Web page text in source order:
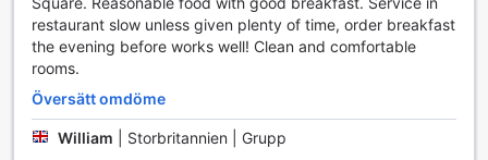
värdesaker, samt en kunnig concierge som står redo att
hjälpa till med alla frågor och arrangemang.
Dessutom har hotellet gratis wi-fi i alla rum och offentliga
och kära eller att planera dagens äventyr. För dem som
reser med mycket bagage finns också möjligheten att
förvara sitt bagage tryggt. Daglig städning säkerställer att
restaurant slow unless given plenty of time, order breakfast
the evening before works well! Clean and comfortable
rooms.
Översätt omdöme
William Storbritannien | Grupp